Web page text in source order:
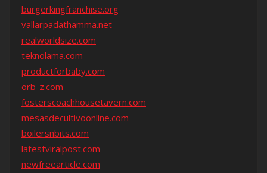
burgerkingfranchise.org
vallarpadathamma.net
realworldsize.com
teknolama.com
productforbaby.com
orb-z.com
fosterscoachhousetavern.com
mesasdecultivoonline.com
boilersnbits.com
latestviralpost.com
newfreearticle.com